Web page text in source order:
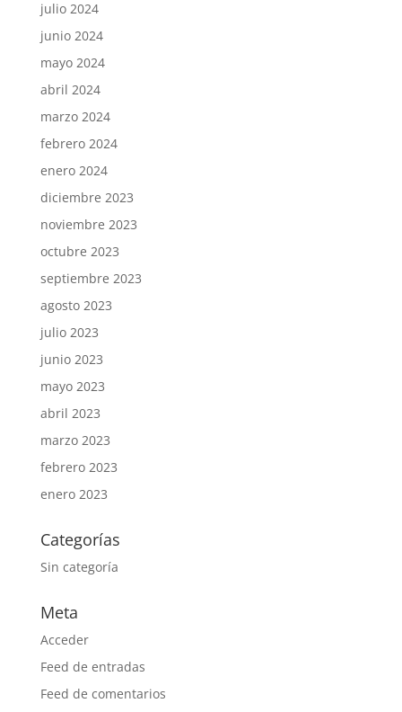
julio 2024
junio 2024
mayo 2024
abril 2024
marzo 2024
febrero 2024
enero 2024
diciembre 2023
noviembre 2023
octubre 2023
septiembre 2023
agosto 2023
julio 2023
junio 2023
mayo 2023
abril 2023
marzo 2023
febrero 2023
enero 2023
Categorías
Sin categoría
Meta
Acceder
Feed de entradas
Feed de comentarios